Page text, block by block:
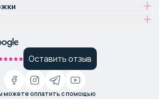
Оставить отзыв
можете оплатить с помощью